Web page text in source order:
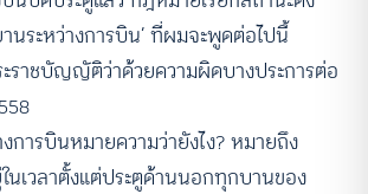
นระหว่างการบิน’ ที่ผมจะพูดต่อไปนี้
ราชบัญญัติว่าด้วยความผิดบางประการต่อ
การบินหมายความว่ายังไง? หมายถึง
นเวลาตั้งแต่ประตูด้านนอกทุกบานของ